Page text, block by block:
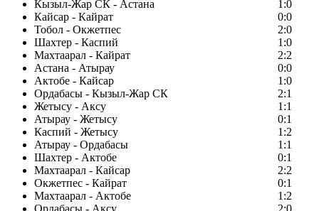
Кызыл-Жар СК - Астана
1:0
Кайсар - Кайрат
0:0
Тобол - Окжетпес
2:0
Шахтер - Каспий
1:0
Махтаарал - Кайрат
2:2
Астана - Атырау
0:0
Актобе - Кайсар
1:0
Ордабасы - Кызыл-Жар СК
2:1
Жетысу - Аксу
1:1
Атырау - Жетысу
0:1
Каспий - Жетысу
1:2
Атырау - Ордабасы
1:1
Шахтер - Актобе
0:1
Махтаарал - Кайсар
2:2
Окжетпес - Кайрат
0:1
Махтаарал - Актобе
1:2